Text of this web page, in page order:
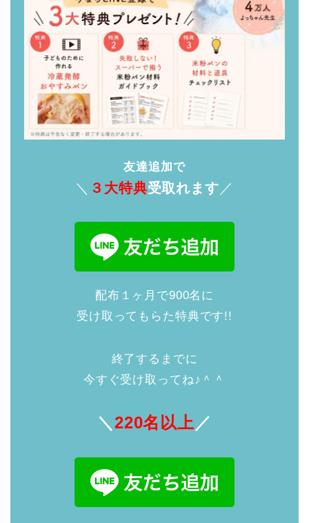
友達追加で
＼ ３大特典受取れます ／
配布１ヶ月で900名に
受け取ってもらた特典です!!
終了するまでに
今すぐ受け取ってね♪＾＾
＼ 220名以上／